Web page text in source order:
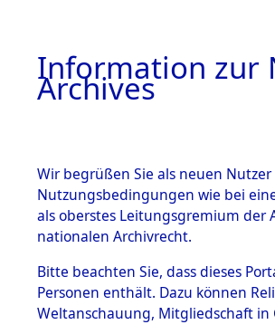
BESTÄNDE
1.
Inhaftierungsdoku
mente
1.2.9 Beim ITS
Information zur
Archives
Wir begrüßen Sie als neuen
Nutzungsbedingungen wie bei
als oberstes Leitungsgremium der
nationalen Archivrecht.
Bitte beachten Sie, dass dieses
Personen enthält. Dazu können
Weltanschauung, Mitgliedschaft